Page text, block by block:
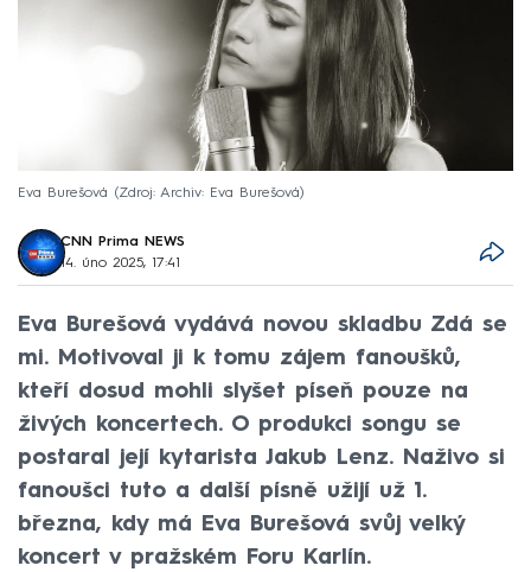
Eva Burešová Zdroj: Archiv: Eva Burešová
CNN Prima NEWS
14. úno 2025, 17:41
Eva Burešová vydává novou skladbu Zdá se
mi. Motivoval ji k tomu zájem fanoušků,
kteří dosud mohli slyšet píseň pouze na
živých koncertech. O produkci songu se
postaral její kytarista Jakub Lenz. Naživo si
fanoušci tuto a další písně užijí už 1.
března, kdy má Eva Burešová svůj velký
koncert v pražském Foru Karlín.